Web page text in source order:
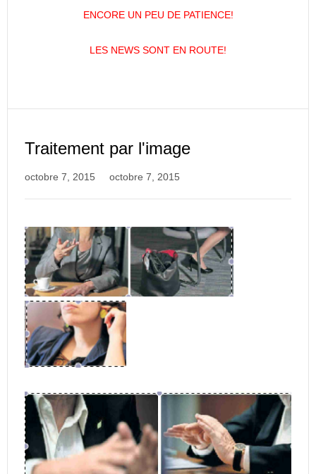
ENCORE UN PEU DE PATIENCE!
LES NEWS SONT EN ROUTE!
Traitement par l'image
octobre 7, 2015 octobre 7, 2015